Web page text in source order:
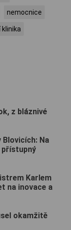
nemocnice
klinika
z bláznivé
Na
přístupný
Karlem
na inovace a
okamžitě